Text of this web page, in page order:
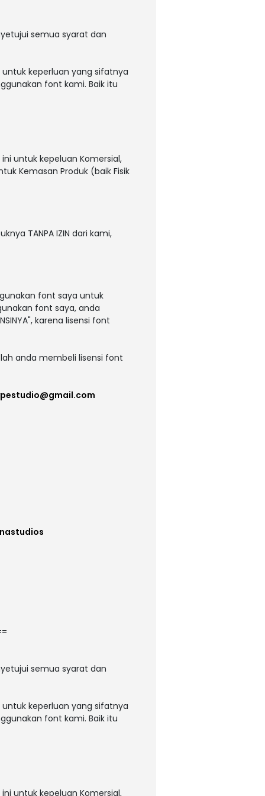
semua syarat dan
keperluan yang sifatnya
font kami. Baik itu
untuk kepeluan Komersial,
Kemasan Produk (baik Fisik
TANPA IZIN dari kami,
font saya untuk
font saya, anda
karena lisensi font
anda membeli lisensi font
semua syarat dan
keperluan yang sifatnya
font kami. Baik itu
untuk kepeluan Komersial,